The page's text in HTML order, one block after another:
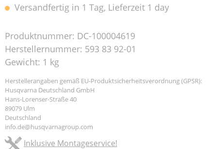
Versandfertig in 1 Tag, Lieferzeit 1 day
Produktnummer: DC-100004619
Herstellernummer: 593 83 92-01
Gewicht: 1 kg
Herstellerangaben gemäß EU-Produktsicherheitsverordnung (GPSR):
Husqvarna Deutschland GmbH
Hans-Lorenser-Straße 40
89079 Ulm
Deutschland
info.de@husqvarnagroup.com
Inklusive Montageservice!